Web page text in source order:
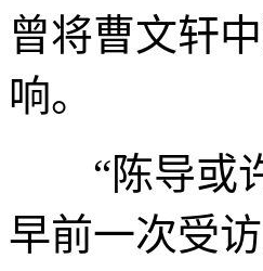
曾将曹文轩
响。
“陈导或许
早前一次受